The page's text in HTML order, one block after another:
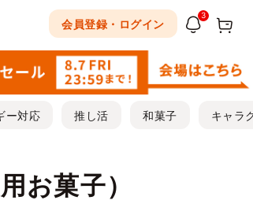
会員登録・ログイン
3
ー対応 推し活 和菓子 キャラ
お菓子）